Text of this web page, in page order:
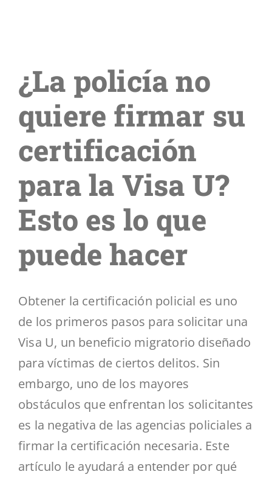
Contáctenos
¿La policía no
quiere firmar su
certificación
para la Visa U?
Esto es lo que
puede hacer
Obtener la certificación policial es uno
de los primeros pasos para solicitar una
Visa U, un beneficio migratorio diseñado
para víctimas de ciertos delitos. Sin
embargo, uno de los mayores
obstáculos que enfrentan los solicitantes
es la negativa de las agencias policiales a
firmar la certificación necesaria. Este
artículo le ayudará a entender por qué